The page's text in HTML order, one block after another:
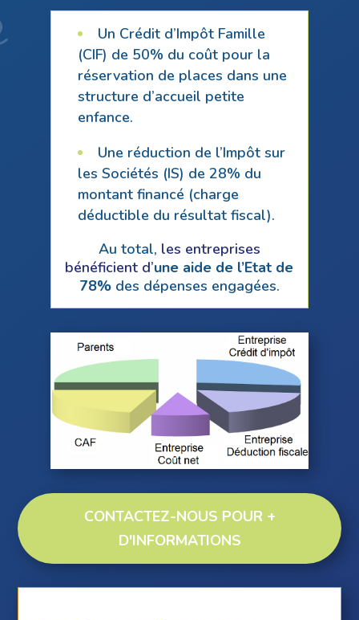
Un Crédit d’Impôt Famille
(CIF) de 50% du coût pour la
réservation de places dans une
structure d’accueil petite
enfance.
Une réduction de l’Impôt sur
les Sociétés (IS) de 28% du
montant financé (charge
déductible du résultat fiscal).
Au total, les entreprises
bénéficient d’une aide de l’Etat de
78%des dépenses engagées.
CONTACTEZ-NOUS POUR +
D'INFORMATIONS